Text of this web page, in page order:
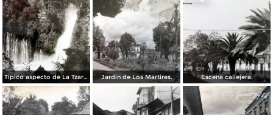
Tipico aspecto de La Tzaracua. Jardin de Los Martires. Escena callejera.